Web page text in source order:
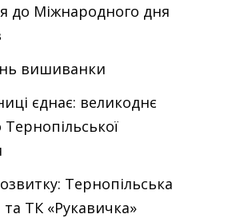
до Міжнародного дня
вишиванки
єднає: великоднє
Тернопільська
ТК «Рукавичка»